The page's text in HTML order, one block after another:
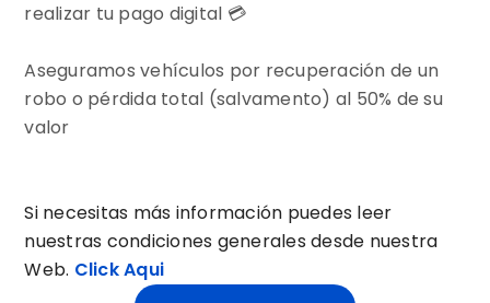
realizar tu pago digital 💳
Aseguramos vehículos por recuperación de un
robo o pérdida total (salvamento) al 50% de su
valor
Si necesitas más información puedes leer
nuestras condiciones generales desde nuestra
Web. Click Aqui